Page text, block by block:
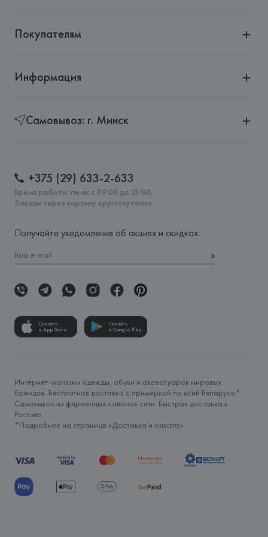
Покупателям
Информация
Самовывоз: г. Минск
+375 (29) 633-2-633
Время работы: пн-вс с 09:00 до 21:00,
Заказы через корзину круглосуточно
Получайте уведомления об акциях и скидках:
Скачать
в App Store
Скачать
в Google Play
Интернет-магазин одежды, обуви и аксессуаров мировых
брендов. Бесплатная доставка с примеркой по всей Беларуси*.
Самовывоз из фирменных салонов сети. Быстрая доставка в
Россию.
*Подробнее на странице «Доставка и оплата»